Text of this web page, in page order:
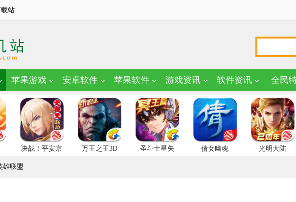
站
苹果游戏 安卓软件 苹果软件 游戏资讯 软件资讯 全民
决战！平安京 万王之王3D 圣斗士星矢 倩女幽魂 光明大陆
雄联盟